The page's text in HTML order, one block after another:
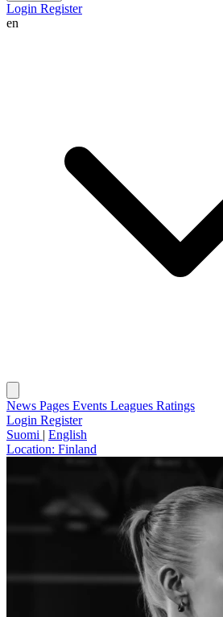
Login Register
en
News Pages Events Leagues Ratings
Login Register
Suomi | English
Location: Finland